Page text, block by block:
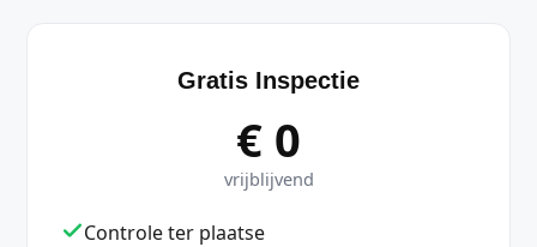
Gratis Inspectie
€ 0
vrijblijvend
Controle ter plaatse